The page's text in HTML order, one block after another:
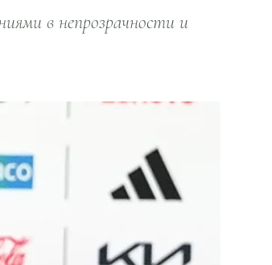
в непрозрачности и